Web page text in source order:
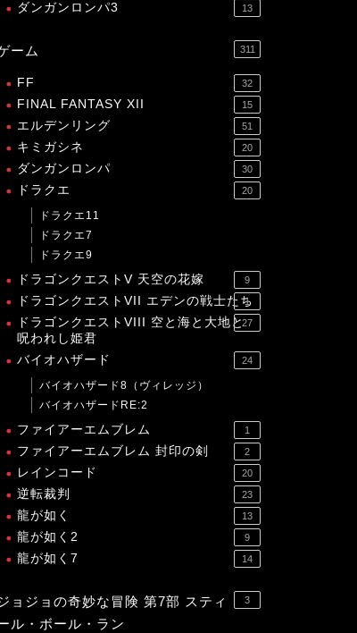
ダンガンロンパ3 13
ーム 311
FF 32
FINAL FANTASY XII 15
エルデンリング 51
キミガシネ 20
ダンガンロンパ 30
ドラクエ 20
ドラクエ11
ドラクエ7
ドラクエ9
ドラゴンクエストV 天空の花嫁 9
ドラゴンクエストVII エデンの戦士たち
1
ドラゴンクエストVIII 空と海と大地と
呪われし姫君
27
バイオハザード 24
バイオハザード8（ヴィレッジ）
バイオハザードRE:2
ファイアーエムブレム 1
ファイアーエムブレム 封印の剣 2
レインコード 20
逆転裁判 23
龍が如く 13
龍が如く2 9
龍が如く7 14
ョジョの奇妙な冒険 第7部 スティ
ル・ボール・ラン
3